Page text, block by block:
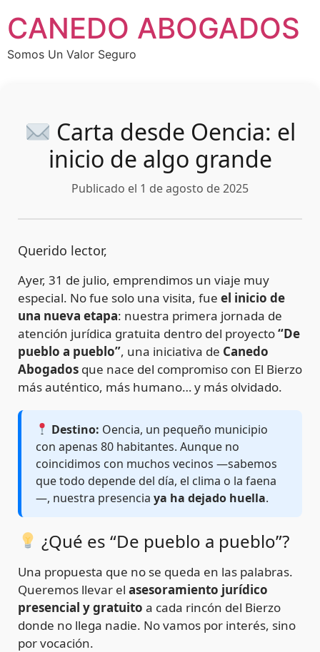
CANEDO ABOGADOS
Somos Un Valor Seguro
Carta desde Oencia: el
inicio de algo grande
Publicado el 1 de agosto de 2025
Querido lector,
Ayer, 31 de julio, emprendimos un viaje muy
especial. No fue solo una visita, fue el inicio de
una nueva etapa: nuestra primera jornada de
atención jurídica gratuita dentro del proyecto“De
pueblo a pueblo”, una iniciativa de Canedo
Abogados que nace del compromiso con El Bierzo
más auténtico, más humano… y más olvidado.
Destino: Oencia, un pequeño municipio
con apenas 80 habitantes. Aunque no
coincidimos con muchos vecinos —sabemos
que todo depende del día, el clima o la faena
—, nuestra presencia ya ha dejado huella.
¿Qué es “De pueblo a pueblo”?
Una propuesta que no se queda en las palabras.
Queremos llevar el asesoramiento jurídico
presencial y gratuito a cada rincón del Bierzo
donde no llega nadie. No vamos por interés, sino
por vocación.